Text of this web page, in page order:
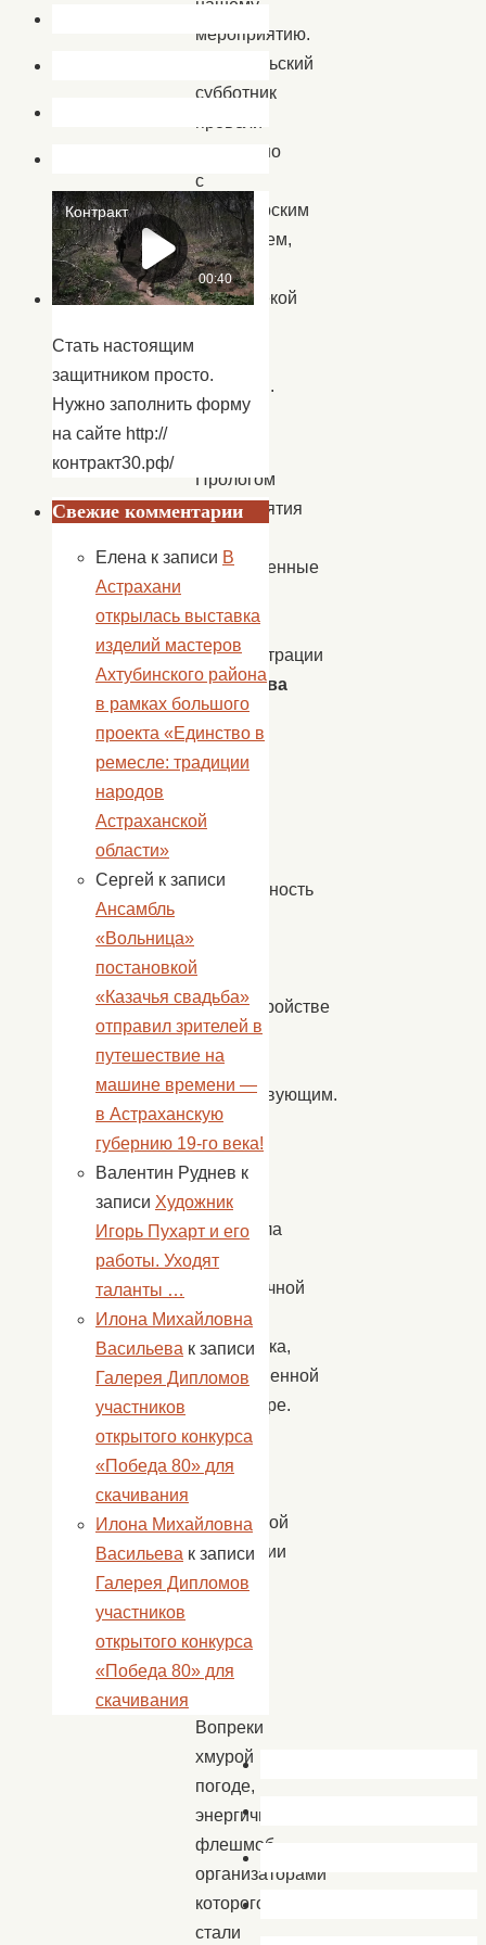
нашему
мероприятию.
Общесельский
субботник
совместно
с
волонтёрским
движением,
школой,
библиотекой
Культуры.
Прологом
мероприятия
напутственные
Главы
Администрации
Курбатова
В.А.,
в
которых
выразил
благодарность
в
благоустройстве
села
всем
присутствующим.
Акция
«Чистое
село»
проходила
в
непривычной
для
субботника,
торжественной
атмосфере.
Под
звуки
Российской
Федерации
был
флаг
нашей
Вопреки
хмурой
погоде,
энергичный
флешмоб,
организаторами
которого
стали
Стать настоящим
защитником просто.
Нужно заполнить форму
на сайте http://
контракт30.рф/
Свежие комментарии
Елена к записи В
Астрахани
открылась выставка
изделий мастеров
Ахтубинского района
в рамках большого
проекта «Единство в
ремесле: традиции
народов
Астраханской
области»
Сергей к записи
Ансамбль
«Вольница»
постановкой
«Казачья свадьба»
отправил зрителей в
путешествие на
машине времени —
в Астраханскую
губернию 19-го века!
Валентин Руднев к
записи Художник
Игорь Пухарт и его
работы. Уходят
таланты …
Илона Михайловна
Васильева к записи
Галерея Дипломов
участников
открытого конкурса
«Победа 80» для
скачивания
Илона Михайловна
Васильева к записи
Галерея Дипломов
участников
открытого конкурса
«Победа 80» для
скачивания